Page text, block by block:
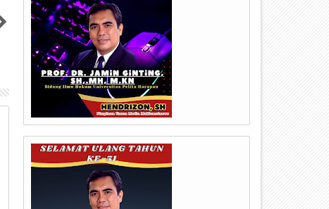
24
Jul
2026
23
Jul